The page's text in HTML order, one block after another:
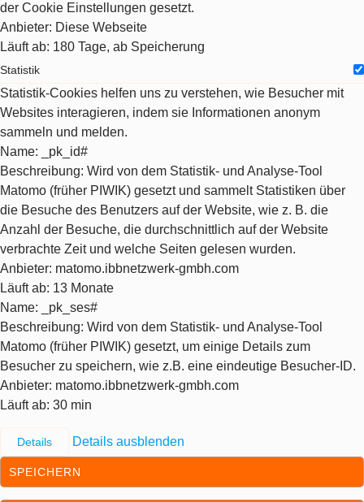
der Cookie Einstellungen gesetzt.
Anbieter: Diese Webseite
Läuft ab: 180 Tage, ab Speicherung
Statistik
Statistik-Cookies helfen uns zu verstehen, wie Besucher mit
Websites interagieren, indem sie Informationen anonym
sammeln und melden.
Name: _pk_id#
Beschreibung: Wird von dem Statistik- und Analyse-Tool
Matomo (früher PIWIK) gesetzt und sammelt Statistiken über
die Besuche des Benutzers auf der Website, wie z. B. die
Anzahl der Besuche, die durchschnittlich auf der Website
verbrachte Zeit und welche Seiten gelesen wurden.
Anbieter: matomo.ibbnetzwerk-gmbh.com
Läuft ab: 13 Monate
Name: _pk_ses#
Beschreibung: Wird von dem Statistik- und Analyse-Tool
Matomo (früher PIWIK) gesetzt, um einige Details zum
Besucher zu speichern, wie z.B. eine eindeutige Besucher-ID.
Anbieter: matomo.ibbnetzwerk-gmbh.com
Läuft ab: 30 min
Details Details ausblenden
SPEICHERN